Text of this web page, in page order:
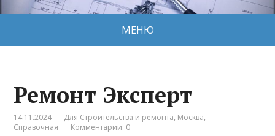
МЕНЮ
Ремонт Эксперт
14.11.2024 Для Строительства и ремонта, Москва,
Справочная
Комментарии: 0